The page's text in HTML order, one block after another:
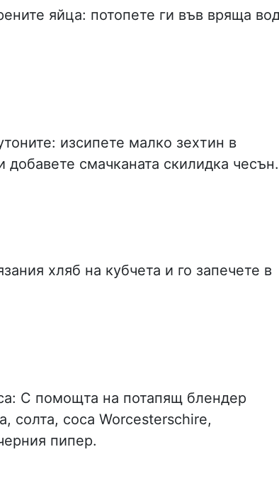
яйца: потопете ги във вряща
изсипете малко зехтин в
добавете смачканата скилидка чесън.
хляб на кубчета и го запечете в
С помощта на потапящ блендер
солта, соса Worcesterschire,
пипер.